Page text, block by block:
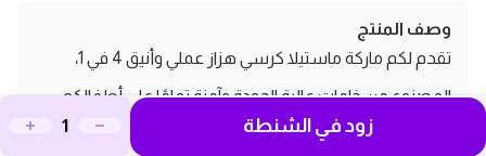
وصف المنتج
تقدم لكم ماركة ماستيلا كرسي هزاز عملي وأنيق 4 في 1،
المصنوع من خامات عالية الجودة وآمنة تمامًا على أطفالكم.
يجمع هذا الكرسي بين الراحة والترفيه والأمان، مما يجعله الخيار
زود في الشنطة